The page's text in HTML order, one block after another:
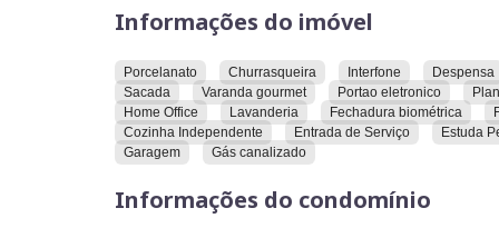
Unindo uma localização que altera
a inspiração de novos olhares para a cidade, a
Alguns dos pilares utilizados no
arquitetura com identidade e experiência de
Estamos falando de espaços de convívio para
ambiente e de quem você ama.
Informações do imóvel
Porcelanato Churrasqueira Interfone Despensa
Sacada
Varanda gourmet Portao eletronico
Home Office
Lavanderia Fechadura biométrica
Cozinha Independente
Entrada de Serviço Estuda
Garagem
Gás canalizado
Informações do condomínio